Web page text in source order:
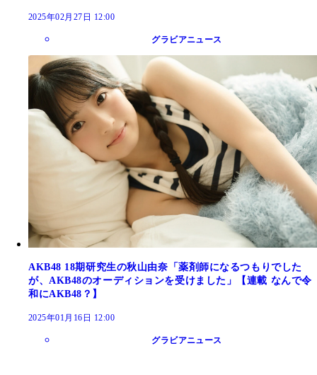
2025年02月27日 12:00
グラビアニュース
AKB48 18期研究生の秋山由奈「薬剤師になるつもりでした
が、AKB48のオーディションを受けました」【連載 なんで令
和にAKB48？】
2025年01月16日 12:00
グラビアニュース